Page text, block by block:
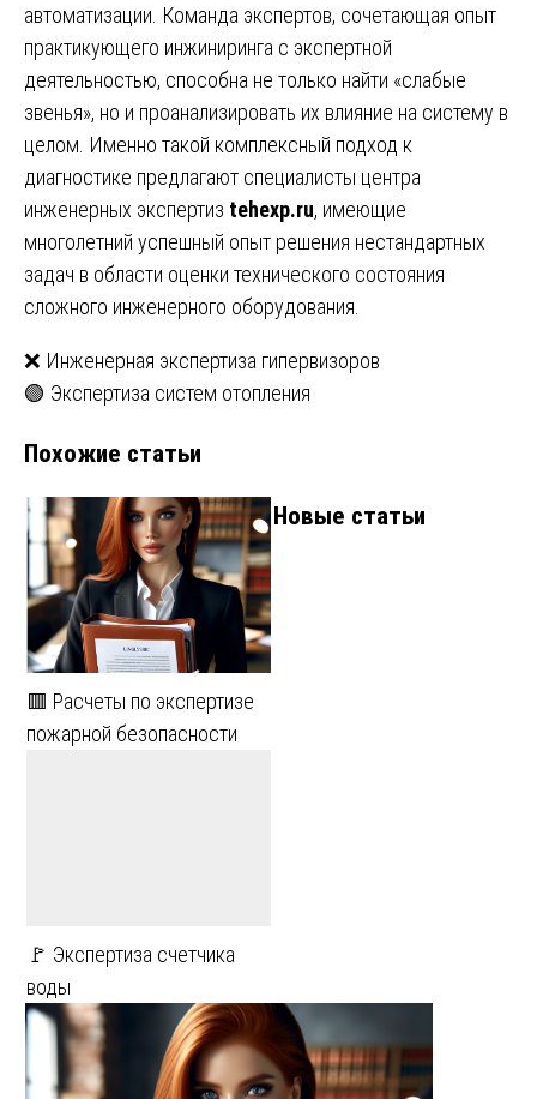
автоматизации. Команда экспертов, сочетающая опыт
практикующего инжиниринга с экспертной
деятельностью, способна не только найти «слабые
звенья», но и проанализировать их влияние на систему в
целом. Именно такой комплексный подход к
диагностике предлагают специалисты центра
инженерных экспертиз tehexp.ru, имеющие
многолетний успешный опыт решения нестандартных
задач в области оценки технического состояния
сложного инженерного оборудования.
Навигация
по
записям
❌ Инженерная экспертиза гипервизоров
🟢 Экспертиза систем отопления
Похожие статьи
🟥 Расчеты по экспертизе
пожарной безопасности
🚩 Экспертиза счетчика
воды
Новые статьи